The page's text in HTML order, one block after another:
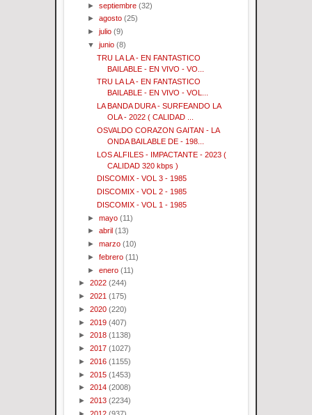
►septiembre (32)
►agosto (25)
►julio (9)
▼junio (8)
TRU LA LA - EN FANTASTICO
BAILABLE - EN VIVO - VO...
TRU LA LA - EN FANTASTICO
BAILABLE - EN VIVO - VOL...
LA BANDA DURA - SURFEANDO LA
OLA - 2022 ( CALIDAD ...
OSVALDO CORAZON GAITAN - LA
ONDA BAILABLE DE - 198...
LOS ALFILES - IMPACTANTE - 2023 (
CALIDAD 320 kbps )
DISCOMIX - VOL 3 - 1985
DISCOMIX - VOL 2 - 1985
DISCOMIX - VOL 1 - 1985
►mayo (11)
►abril (13)
►marzo (10)
►febrero (11)
►enero (11)
► 2022 (244)
► 2021 (175)
► 2020 (220)
► 2019 (407)
► 2018 (1138)
► 2017 (1027)
► 2016 (1155)
► 2015 (1453)
► 2014 (2008)
► 2013 (2234)